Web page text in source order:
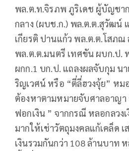
พล.ต.ท.จิรภพ ภูริเดช ผู้บัญชา
กลาง (ผบช.ก.) พล.ต.ต.สุวัฒน์
เกียรติ ปานแก้ว พล.ต.ต.โสภ
พล.ต.ต.มนตรี เทศขัน ผบก.ป.
ผกก.1 บก.ป. แถลงผลจับกุม นา
ริญเวศน์ หรือ “ตี่ลี่ฮวงจุ้ย” ห
ต้องหาตามหมายจับศาลอาญา
ฟอกเงิน ” จากกรณี หลอกลวง
มากให้เช่าวัตถุมงคลแก้เคล็ด
เงินรวมกันกว่า 108 ล้านบาท